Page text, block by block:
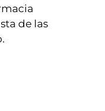
de las